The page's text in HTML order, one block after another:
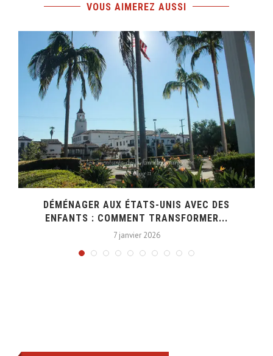
VOUS AIMEREZ AUSSI
DÉMÉNAGER AUX ÉTATS-UNIS AVEC DES
ENFANTS : COMMENT TRANSFORMER...
7 janvier 2026